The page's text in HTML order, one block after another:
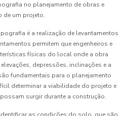
no planejamento de obras e
de um projeto.
é a realização de levantamentos
permitem que engenheiros e
físicas do local onde a obra
depressões, inclinações e a
fundamentais para o planejamento
determinar a viabilidade do projeto e
surgir durante a construção.